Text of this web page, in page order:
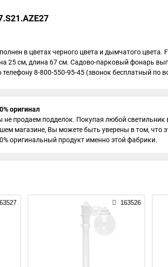
в цветах черного цвета и дымчатого цвета.
см, длина 67 см. Садово-парковый фонарь
8-800-550-95-45 (звонок бесплатный по
оригинал
не продаем подделок. Покупая любой светильник
магазине, Вы можете быть уверены в том, что
оригинальный продукт именно этой фабрики.
163526